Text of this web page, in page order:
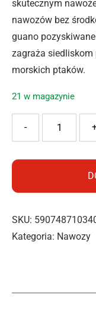
skutecznym
nawozów bez
guano
zagraża
morskich ptaków.
21 w magazynie
ilość Substral
-
SKU:
Kategoria: Nawozy